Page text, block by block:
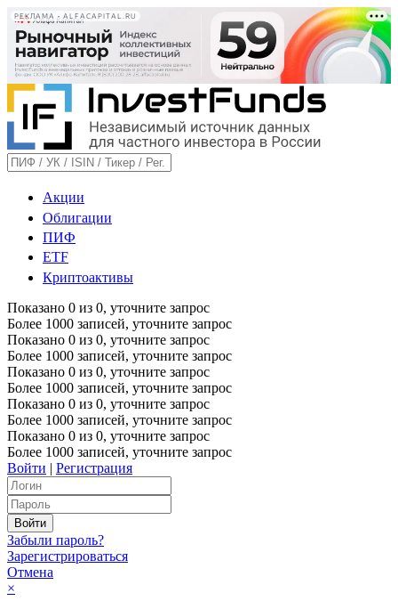
РЕКЛАМА • ALFACAPITAL.RU
Акции
Облигации
ПИФ
ETF
Криптоактивы
Показано 0 из 0, уточните запрос
Более 1000 записей, уточните запрос
Показано 0 из 0, уточните запрос
Более 1000 записей, уточните запрос
Показано 0 из 0, уточните запрос
Более 1000 записей, уточните запрос
Показано 0 из 0, уточните запрос
Более 1000 записей, уточните запрос
Показано 0 из 0, уточните запрос
Более 1000 записей, уточните запрос
Войти | Регистрация
Забыли пароль?
Зарегистрироваться
Отмена
×